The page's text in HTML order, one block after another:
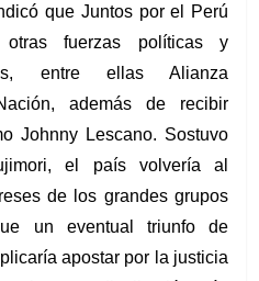
que Juntos por el Perú
fuerzas políticas y
entre ellas Alianza
además de recibir
Johnny Lescano. Sostuvo
el país volvería al
de los grandes grupos
un eventual triunfo de
apostar por la justicia